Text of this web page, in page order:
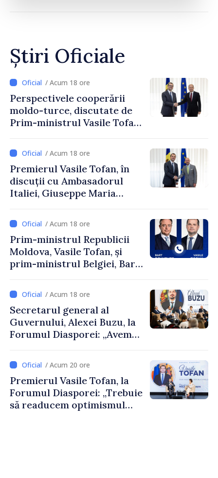
Știri Oficiale
/ Acum 18 ore
Perspectivele cooperării
moldo-turce, discutate de
Prim-ministrul Vasile Tofan
Uygar Mustafa Sertel
/ Acum 18 ore
Premierul Vasile Tofan, în
discuții cu Ambasadorul
Italiei, Giuseppe Maria
/ Acum 18 ore
Prim-ministrul Republicii
Moldova, Vasile Tofan, și
prim-ministrul Belgiei, Bart
despre parcursul european
al Republicii Moldova.
/ Acum 18 ore
Secretarul general al
Guvernului, Alexei Buzu, la
Forumul Diasporei: „Avem
dumneavoastră pentru a
construi comunități mai
puternice”
/ Acum 20 ore
Premierul Vasile Tofan, la
Forumul Diasporei: „Trebuie
să readucem optimismul